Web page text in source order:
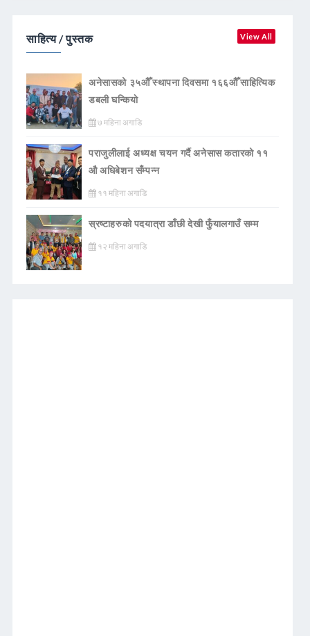
साहित्य / पुस्तक View All
अनेसासको ३५औँ स्थापना दिवसमा १६६औँ साहित्यिक
डबली घन्कियाे
७ महिना अगाडि
पराजुलीलाई अध्यक्ष चयन गर्दै अनेसास कतारको ११
औ अधिबेशन सँम्पन्न
११ महिना अगाडि
स्रष्टाहरुको पदयात्रा डाँछी देखी फुँयालगाउँ सम्म
१२ महिना अगाडि